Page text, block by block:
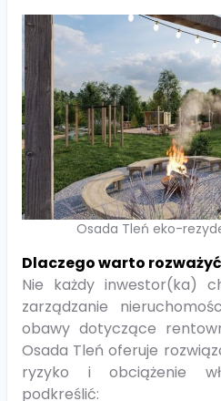
Osada Tleń eko-
Dlaczego warto
Nie każdy inwestor(ka)
zarządzanie
obawy dotyczące
Osada Tleń oferuje
ryzyko i obciążenie
podkreślić: